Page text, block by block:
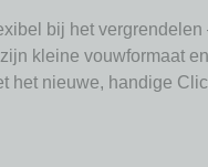
bij het
kleine vouwformaat
het nieuwe, handige